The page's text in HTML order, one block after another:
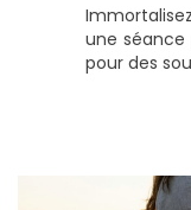
une
pour des